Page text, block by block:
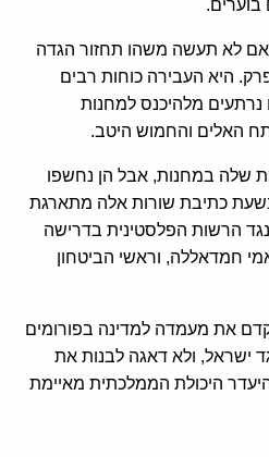
בוערים.
אם לא תעשה משהו תחזור הגדה
היא העבירה כוחות רבים
מלהיכנס למחנות
האלים והחמוש היטב.
שלה במחנות, אבל הן נחשפו
בשעת כתיבת שורות אלה מתארגת
הרשות הפלסטינית בדרישה
חמדאללה, וראשי הביטחון
את מעמדה למדינה בפורומים
ישראל, ולא דאגה לבנות את
היכולת הממלכתית מאיימת